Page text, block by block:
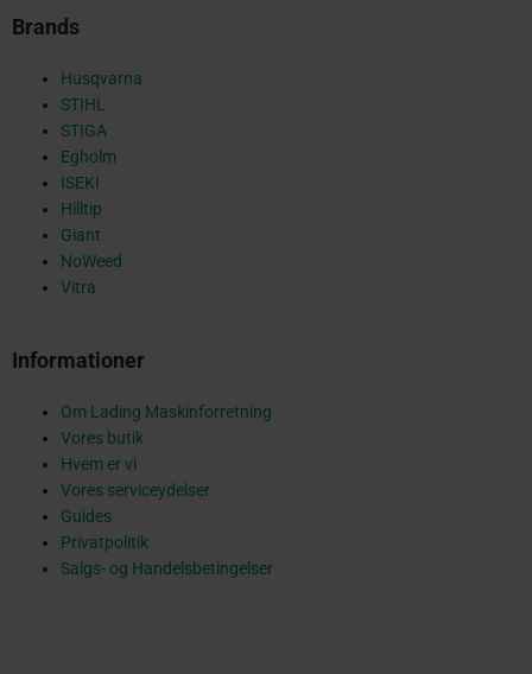
a
e
Brands
Husqvarna
STIHL
STIGA
Egholm
ISEKI
Hilltip
Giant
NoWeed
Vitra
Informationer
Om Lading Maskinforretning
Vores butik
Hvem er vi
Vores serviceydelser
Guides
Privatpolitik
Salgs- og Handelsbetingelser